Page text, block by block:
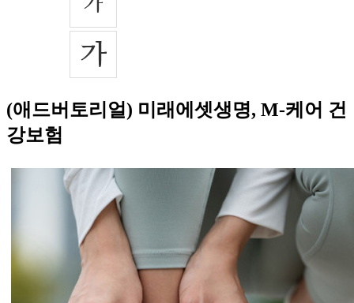
(애드버토리얼) 미래에셋생명, M-케어 건
강보험